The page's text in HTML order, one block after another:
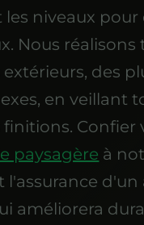
les niveaux pour
Nous réalisons
des
en veillant
Confier
paysagère à
l'assurance
améliorera